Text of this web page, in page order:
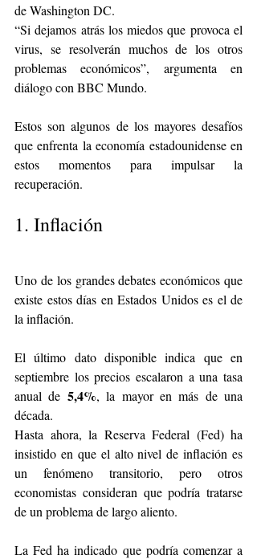
de Washington DC.
“Si dejamos atrás los miedos que provoca el
virus, se resolverán muchos de los otros
problemas económicos”, argumenta en
diálogo con BBC Mundo.
Estos son algunos de los mayores desafíos
que enfrenta la economía estadounidense en
estos momentos para impulsar la
recuperación.
1. Inflación
Uno de los grandes debates económicos que
existe estos días en Estados Unidos es el de
la inflación.
El último dato disponible indica que en
septiembre los precios escalaron a una tasa
anual de 5,4%, la mayor en más de una
década.
Hasta ahora, la Reserva Federal (Fed) ha
insistido en que el alto nivel de inflación es
un fenómeno transitorio, pero otros
economistas consideran que podría tratarse
de un problema de largo aliento.
La Fed ha indicado que podría comenzar a